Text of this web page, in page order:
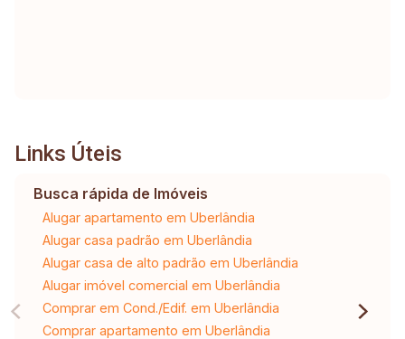
Links Úteis
Busca rápida de Imóveis
Alugar apartamento em Uberlândia
Alugar casa padrão em Uberlândia
Alugar casa de alto padrão em Uberlândia
Alugar imóvel comercial em Uberlândia
Comprar em Cond./Edif. em Uberlândia
Comprar apartamento em Uberlândia